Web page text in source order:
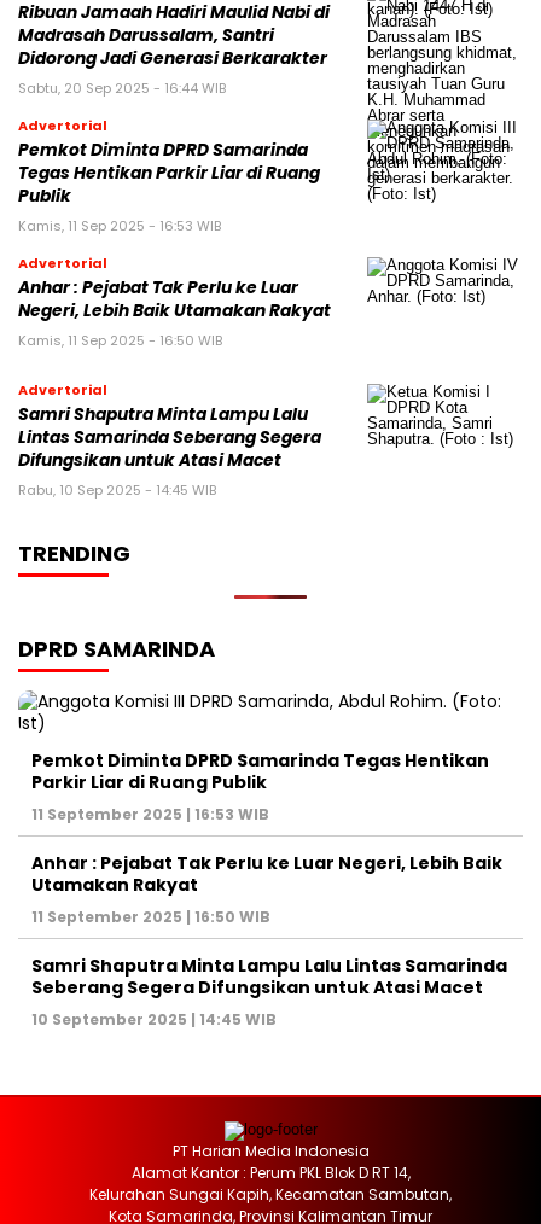
Ribuan Jamaah Hadiri Maulid Nabi di
Madrasah Darussalam, Santri
Didorong Jadi Generasi Berkarakter
Sabtu, 20 Sep 2025 - 16:44 WIB
Advertorial
Pemkot Diminta DPRD Samarinda
Tegas Hentikan Parkir Liar di Ruang
Publik
Kamis, 11 Sep 2025 - 16:53 WIB
Advertorial
Anhar : Pejabat Tak Perlu ke Luar
Negeri, Lebih Baik Utamakan Rakyat
Kamis, 11 Sep 2025 - 16:50 WIB
Advertorial
Samri Shaputra Minta Lampu Lalu
Lintas Samarinda Seberang Segera
Difungsikan untuk Atasi Macet
Rabu, 10 Sep 2025 - 14:45 WIB
TRENDING
DPRD SAMARINDA
Pemkot Diminta DPRD Samarinda Tegas Hentikan
Parkir Liar di Ruang Publik
11 September 2025 | 16:53 WIB
Anhar : Pejabat Tak Perlu ke Luar Negeri, Lebih Baik
Utamakan Rakyat
11 September 2025 | 16:50 WIB
Samri Shaputra Minta Lampu Lalu Lintas Samarinda
Seberang Segera Difungsikan untuk Atasi Macet
10 September 2025 | 14:45 WIB
PT Harian Media Indonesia
Alamat Kantor : Perum PKL Blok D RT 14,
Kelurahan Sungai Kapih, Kecamatan Sambutan,
Kota Samarinda, Provinsi Kalimantan Timur